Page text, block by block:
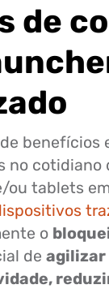
de
benefícios
no cotidiano
ou tablets
o
de agilizar